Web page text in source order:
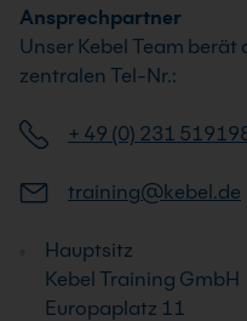
Ansprechpartner
Unser Kebel Team
zentralen Tel-Nr.:
+ 49 (0) 231
training@kebel.de
Hauptsitz
Kebel Training GmbH
Europaplatz 11